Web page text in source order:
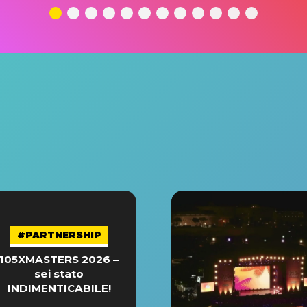
#PARTNERSHIP
105XMASTERS 2026 –
sei stato
INDIMENTICABILE!